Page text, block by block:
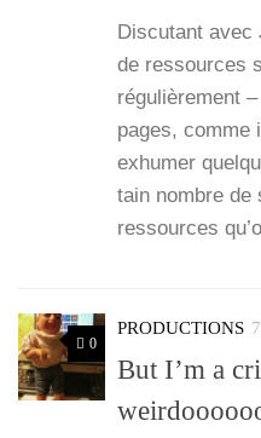
Dis­cu­tant avec
de res­sources
régu­liè­re­ment
pages, comme
exhu­­mer
tain nombre de
res­sources
0
PRODUCTIONS
But I’m a